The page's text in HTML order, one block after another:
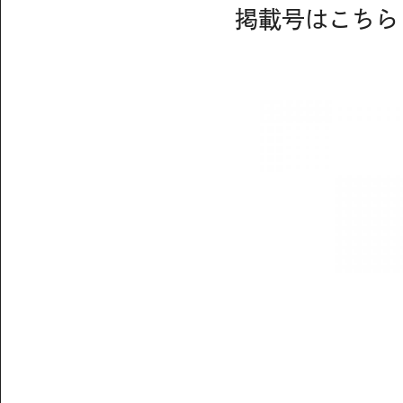
掲載号はこち